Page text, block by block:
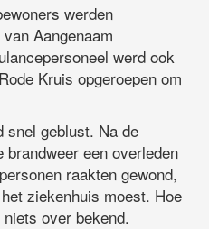
werden
Aangenaam
werd ook
Kruis opgeroepen om
snel geblust. Na de
een overleden
raakten gewond,
ziekenhuis moest. Hoe
over bekend.